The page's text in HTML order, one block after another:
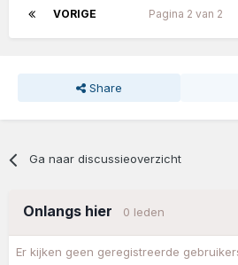
VORIGE Pagina 2 van 2
Share
Ga naar discussieoverzicht
Onlangs hier 0 leden
Er kijken geen geregistreerde